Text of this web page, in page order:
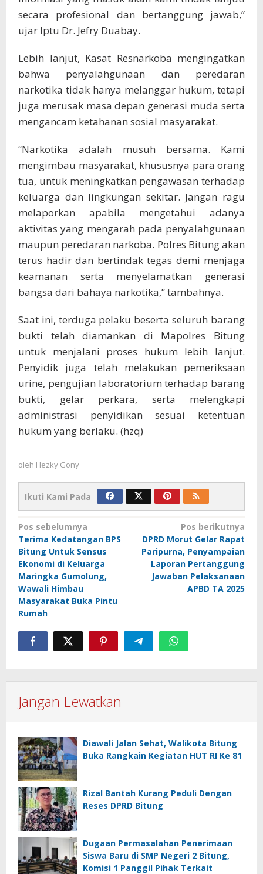
secara profesional dan bertanggung jawab,”
ujar Iptu Dr. Jefry Duabay.
Lebih lanjut, Kasat Resnarkoba mengingatkan
bahwa penyalahgunaan dan peredaran
narkotika tidak hanya melanggar hukum, tetapi
juga merusak masa depan generasi muda serta
mengancam ketahanan sosial masyarakat.
“Narkotika adalah musuh bersama. Kami
mengimbau masyarakat, khususnya para orang
tua, untuk meningkatkan pengawasan terhadap
keluarga dan lingkungan sekitar. Jangan ragu
melaporkan apabila mengetahui adanya
aktivitas yang mengarah pada penyalahgunaan
maupun peredaran narkoba. Polres Bitung akan
terus hadir dan bertindak tegas demi menjaga
keamanan serta menyelamatkan generasi
bangsa dari bahaya narkotika,” tambahnya.
Saat ini, terduga pelaku beserta seluruh barang
bukti telah diamankan di Mapolres Bitung
untuk menjalani proses hukum lebih lanjut.
Penyidik juga telah melakukan pemeriksaan
urine, pengujian laboratorium terhadap barang
bukti, gelar perkara, serta melengkapi
administrasi penyidikan sesuai ketentuan
hukum yang berlaku. (hzq)
oleh Hezky Gony
Ikuti Kami Pada
Navigasi
pos
Pos sebelumnya
Terima Kedatangan BPS
Bitung Untuk Sensus
Ekonomi di Keluarga
Maringka Gumolung,
Wawali Himbau
Masyarakat Buka Pintu
Rumah
Pos berikutnya
DPRD Morut Gelar Rapat
Paripurna, Penyampaian
Laporan Pertanggung
Jawaban Pelaksanaan
APBD TA 2025
Jangan Lewatkan
Diawali Jalan Sehat, Walikota Bitung
Buka Rangkain Kegiatan HUT RI Ke 81
Rizal Bantah Kurang Peduli Dengan
Reses DPRD Bitung
Dugaan Permasalahan Penerimaan
Siswa Baru di SMP Negeri 2 Bitung,
Komisi 1 Panggil Pihak Terkait